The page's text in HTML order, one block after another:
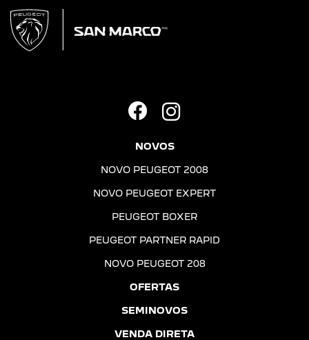
NOVOS
NOVO PEUGEOT 2008
NOVO PEUGEOT EXPERT
PEUGEOT BOXER
PEUGEOT PARTNER RAPID
NOVO PEUGEOT 208
OFERTAS
SEMINOVOS
VENDA DIRETA